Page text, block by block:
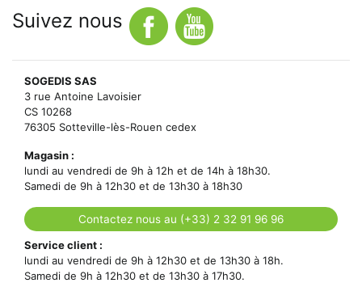
Suivez nous
SOGEDIS SAS
3 rue Antoine Lavoisier
CS 10268
76305 Sotteville-lès-Rouen cedex
Magasin :
lundi au vendredi de 9h à 12h et de 14h à 18h30.
Samedi de 9h à 12h30 et de 13h30 à 18h30
Contactez nous au (+33) 2 32 91 96 96
Service client :
lundi au vendredi de 9h à 12h30 et de 13h30 à 18h.
Samedi de 9h à 12h30 et de 13h30 à 17h30.